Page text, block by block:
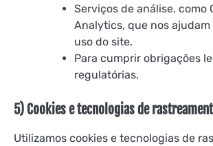
Serviços de análise, como
Analytics, que nos
uso do site.
Para cumprir obrigações
regulatórias.
5) Cookies e tecnologias de
Utilizamos cookies e tecnologias de